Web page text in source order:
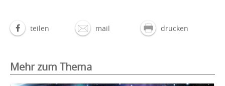
teilen mail drucken
Mehr zum Thema